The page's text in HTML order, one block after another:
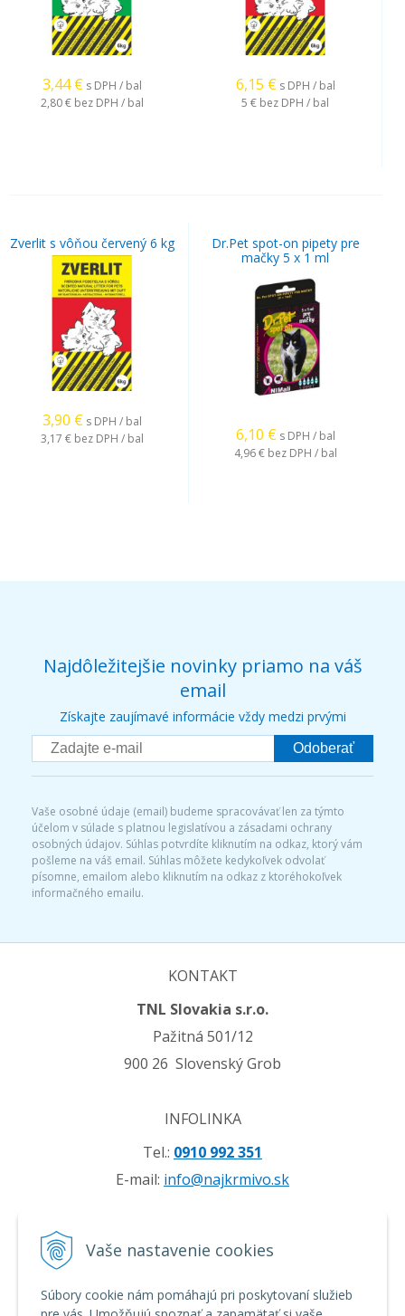
Vaše nastavenie cookies
Súbory cookie nám pomáhajú pri poskytovaní služieb
3,44 € s DPH / bal
2,80 € bez DPH / bal
6,15 € s DPH / bal
5 € bez DPH / bal
Zverlit s vôňou červený 6 kg
3,90 € s DPH / bal
3,17 € bez DPH / bal
Dr.Pet spot-on pipety pre
mačky 5 x 1 ml
6,10 € s DPH / bal
4,96 € bez DPH / bal
Najdôležitejšie novinky priamo na váš
email
Získajte zaujímavé informácie vždy medzi prvými
Odoberať
Vaše osobné údaje (email) budeme spracovávať len za týmto
účelom v súlade s platnou legislatívou a zásadami ochrany
osobných údajov. Súhlas potvrdíte kliknutím na odkaz, ktorý vám
pošleme na váš email. Súhlas môžete kedykoľvek odvolať
písomne, emailom alebo kliknutím na odkaz z ktoréhokoľvek
informačného emailu.
KONTAKT
TNL Slovakia s.r.o.
Pažitná 501/12
900 26 Slovenský Grob
INFOLINKA
Tel.: 0910 992 351
E-mail: info@najkrmivo.sk
Možnosti platby a doprava